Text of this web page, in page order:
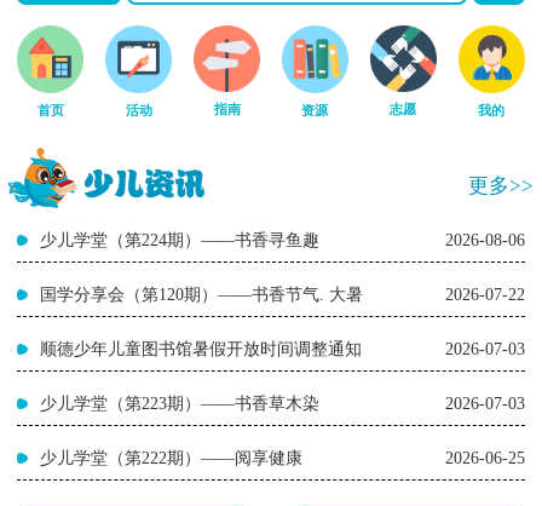
首页 活动 指南 资源 志愿 我的
更多>>
少儿学堂（第224期）——书香寻鱼趣 2026-08-06
国学分享会（第120期）——书香节气. 大暑 2026-07-22
顺德少年儿童图书馆暑假开放时间调整通知 2026-07-03
少儿学堂（第223期）——书香草木染 2026-07-03
少儿学堂（第222期）——阅享健康 2026-06-25